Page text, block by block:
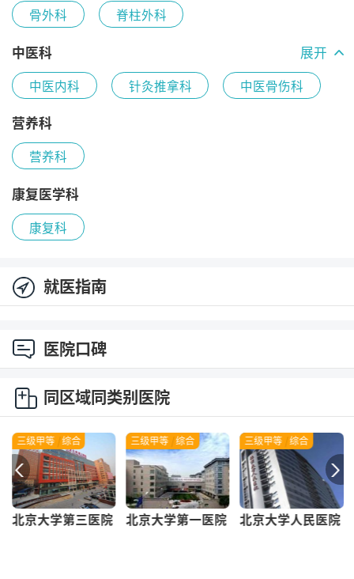
骨外科 脊柱外科
中医科 展开
中医内科 针灸推拿科 中医骨伤科
中医科综合
营养科
营养科
康复医学科
康复科
就医指南
医院口碑
同区域同类别医院
北京大学第三医院
三级甲等 综合
北京大学第一医院
三级甲等 综合
北京大学人民医院
三级甲等 综合